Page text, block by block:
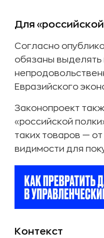
Для
Согласно
обязаны
Евразийского
Законопроект
«российской
таких товаров —
видимости для
Контекст